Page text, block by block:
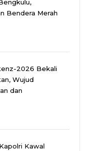
Bendera Merah
2026 Bekali
Wujud
dan
Kawal